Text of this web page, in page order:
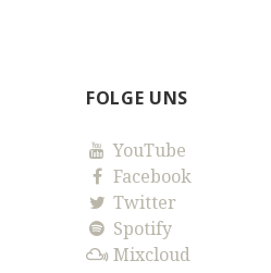
FOLGE UNS
YouTube
Facebook
Twitter
Spotify
Mixcloud